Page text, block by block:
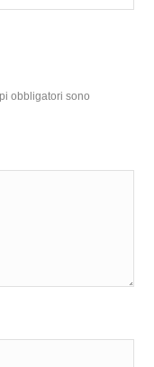
obbligatori sono